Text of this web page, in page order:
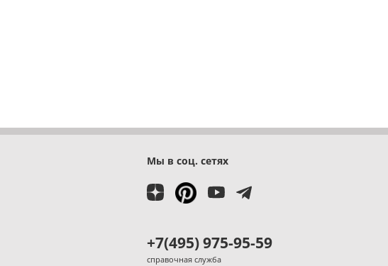
Мы в соц. сетях
+7(495) 975-95-59
справочная служба